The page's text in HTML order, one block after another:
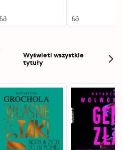
Wyświetl wszystkie
tytuły